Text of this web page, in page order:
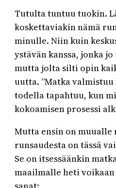
Tutulta tuntuu tuokin.
koskettaviakin nämä
minulle. Niin kuin
ystävän kanssa, jonka
mutta jolta silti opin
uutta. ”Matka valmistuu
todella tapahtuu, kun
kokoamisen prosessi
Mutta ensin on muualle
runsaudesta on tässä
Se on itsessäänkin
maailmalle heti voikaan